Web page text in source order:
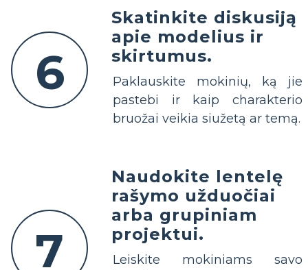
6
Skatinkite diskusiją
apie modelius ir
skirtumus.
Paklauskite mokinių, ką jie
pastebi ir kaip charakterio
bruožai veikia siužetą ar temą.
7
Naudokite lentelę
rašymo užduočiai
arba grupiniam
projektui.
Leiskite mokiniams savo